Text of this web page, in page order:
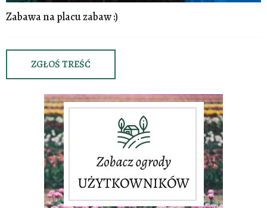
Zabawa na placu zabaw :)
ZGŁOŚ TREŚĆ